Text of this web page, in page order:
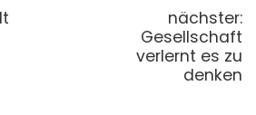
nächster:
Gesellschaft
verlernt es zu
denken